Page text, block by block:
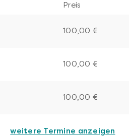
Preis
100,00 €
100,00 €
100,00 €
weitere Termine anzeigen